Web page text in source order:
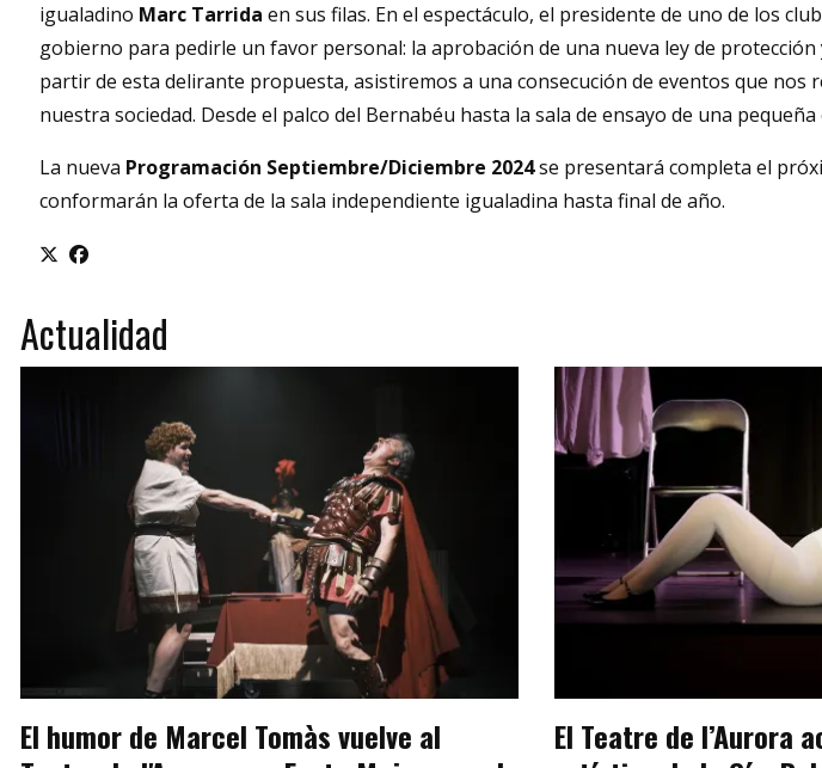
igualadino Marc Tarrida en sus filas. En el espectáculo, el presidente de uno de los
gobierno para pedirle un favor personal: la aprobación de una nueva ley de
partir de esta delirante propuesta, asistiremos a una consecución de eventos que
nuestra sociedad. Desde el palco del Bernabéu hasta la sala de ensayo de una pequeña
La nueva Programación Septiembre/Diciembre 2024se presentará completa el
conformarán la oferta de la sala independiente igualadina hasta final de año.
Actualidad
El humor de Marcel Tomàs vuelve al
El Teatre de l’Aurora